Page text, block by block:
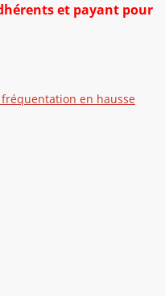
et payant pour
en hausse